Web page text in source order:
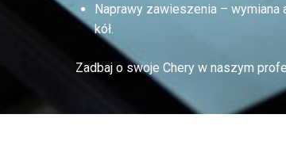
Naprawy zawieszenia – wymiana
kół.
Zadbaj o swoje Chery w naszym